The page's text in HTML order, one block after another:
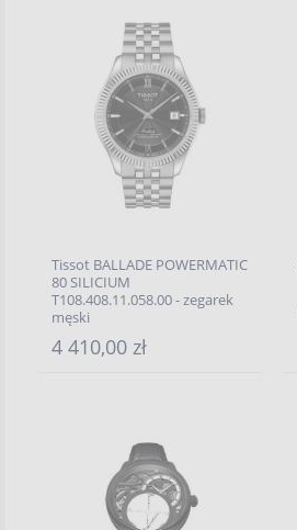
Tissot BALLADE POWERMATIC
80 SILICIUM
T108.408.11.058.00 - zegarek
męski
4 410,00 zł